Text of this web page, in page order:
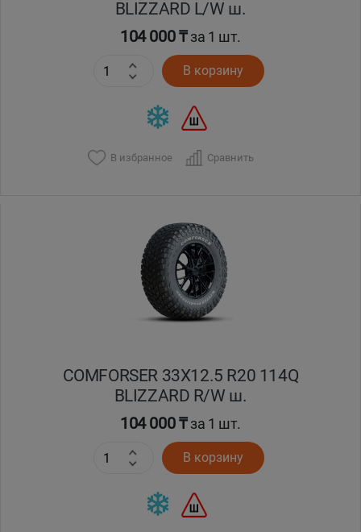
BLIZZARD L/W ш.
104 000 ₸за 1 шт.
В корзину
В избранное Сравнить
COMFORSER 33X12.5 R20 114Q
BLIZZARD R/W ш.
104 000 ₸за 1 шт.
В корзину